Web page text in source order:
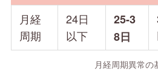
月経
周期
24日
以下
25-3
8日
月経周期異常の